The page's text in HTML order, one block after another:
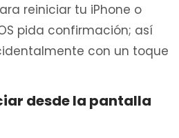
reiniciar tu iPhone o
pida confirmación; así
con un toque
desde la pantalla